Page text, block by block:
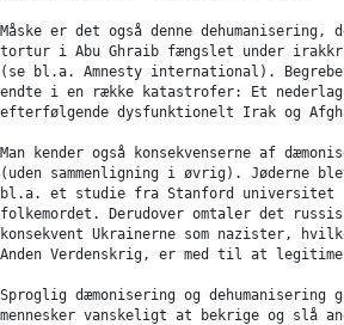
Måske er det også denne
tortur i Abu Ghraib fængslet under
(se bl.a. Amnesty international).
endte i en række katastrofer: Et
efterfølgende dysfunktionelt Irak og
Man kender også konsekvenserne af
(uden sammenligning i øvrig). Jøderne
bl.a. et studie fra Stanford universitet
folkemordet. Derudover omtaler det
konsekvent Ukrainerne som nazister,
Anden Verdenskrig, er med til at
Sproglig dæmonisering og
mennesker vanskeligt at bekrige og slå